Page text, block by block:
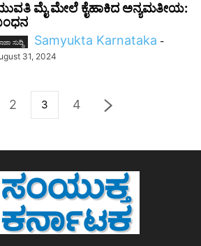
ಮೈ ಮೇಲೆ ಕೈಹಾಕಿದ ಅನ್ಯಮತೀಯ:
ಸುದ್ದಿ Samyukta Karnataka -
31, 2024
2 3 4